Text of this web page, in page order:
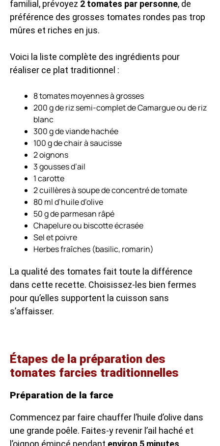
familial, prévoyez 2 tomates par personne, de
préférence des grosses tomates rondes pas trop
mûres et riches en jus.
Voici la liste complète des ingrédients pour
réaliser ce plat traditionnel :
8 tomates moyennes à grosses
200 g de riz semi-complet de Camargue ou de riz
blanc
300 g de viande hachée
100 g de chair à saucisse
2 oignons
3 gousses d’ail
1 carotte
2 cuillères à soupe de concentré de tomate
80 ml d’huile d’olive
50 g de parmesan râpé
Chapelure ou biscotte écrasée
Sel et poivre
Herbes fraîches (basilic, romarin)
La qualité des tomates fait toute la différence
dans cette recette. Choisissez-les bien fermes
pour qu’elles supportent la cuisson sans
s’affaisser.
Étapes de la préparation des
tomates farcies traditionnelles
Préparation de la farce
Commencez par faire chauffer l’huile d’olive dans
une grande poêle. Faites-y revenir l’ail haché et
l’oignon émincé pendant environ 5 minutes